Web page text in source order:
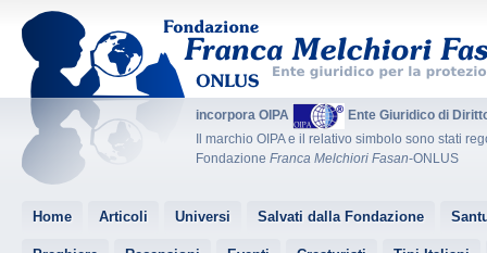
incorpora OIPA
Ente Giuridico di
Il marchio OIPA e il relativo simbolo sono stati
Fondazione Franca Melchiori Fasan-ONLUS
Home Articoli Universi Salvati dalla Fondazione